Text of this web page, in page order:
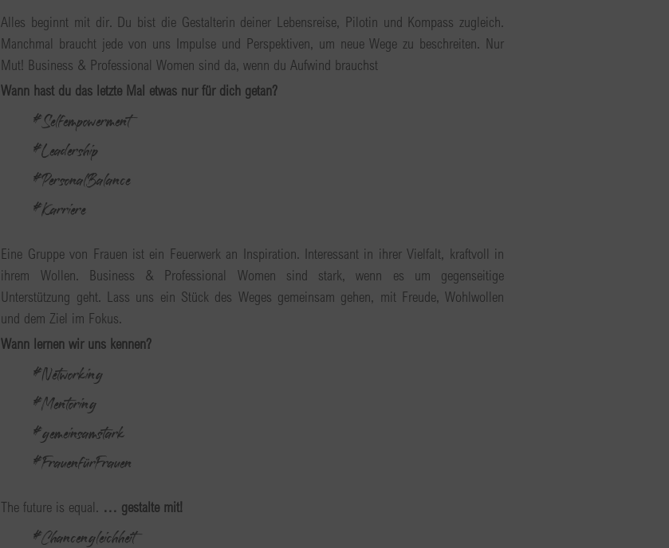
Alles beginnt mit dir. Du bist die Gestalterin deiner Lebensreise, Pilotin und Kompass zugleich.
Manchmal braucht jede von uns Impulse und Perspektiven, um neue Wege zu beschreiten. Nur
Mut! Business & Professional Women sind da, wenn du Aufwind brauchst
Wann hast du das letzte Mal etwas nur für dich getan?
#Selfempowerment
#Leadership
#PersonalBalance
#Karriere
Eine Gruppe von Frauen ist ein Feuerwerk an Inspiration. Interessant in ihrer Vielfalt, kraftvoll in
ihrem Wollen. Business & Professional Women sind stark, wenn es um gegenseitige
Unterstützung geht. Lass uns ein Stück des Weges gemeinsam gehen, mit Freude, Wohlwollen
und dem Ziel im Fokus.
Wann lernen wir uns kennen?
#Networking
#Mentoring
#gemeinsamstark
#FrauenfürFrauen
The future is equal. … gestalte mit!
#Chancengleichheit